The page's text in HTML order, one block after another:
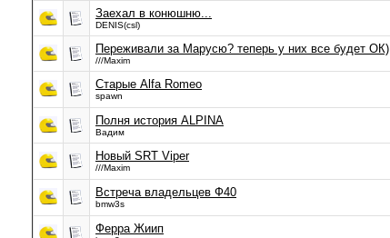
Заехал в конюшню...
DENIS(csl)
Переживали за Марусю? теперь у них все будет ОК)
///Maxim
Старые Alfa Romeo
spawn
Полня история ALPINA
Вадим
Новый SRT Viper
///Maxim
Встреча владельцев Ф40
bmw3s
Ферра Жиип